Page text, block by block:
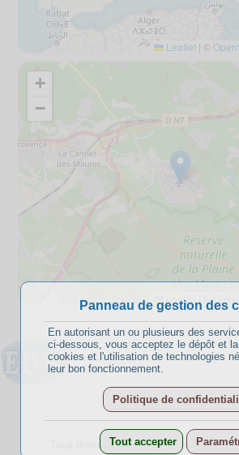
Leaflet | ©
+
−
Leaflet ©
Conditions d’inscription
Tous droits réservés -
Panneau de gestion des
En autorisant un ou plusieurs des
ci-dessous, vous acceptez le dépôt et
cookies et l'utilisation de technologies
leur bon fonctionnement.
Politique de
Tout accepter